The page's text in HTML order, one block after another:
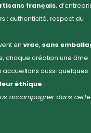
français,
: authenticité, respect du
en vrac, sans
chaque création une âme.
accueillons aussi quelques
éthique.
accompagner dans cette